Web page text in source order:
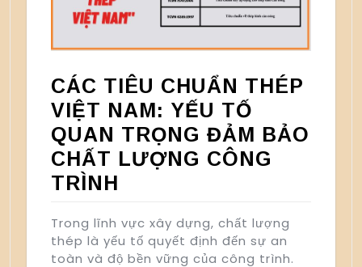
CÁC TIÊU CHUẨN THÉP
VIỆT NAM: YẾU TỐ
QUAN TRỌNG ĐẢM BẢO
CHẤT LƯỢNG CÔNG
TRÌNH
Trong lĩnh vực xây dựng, chất lượng
thép là yếu tố quyết định đến sự an
toàn và độ bền vững của công trình.